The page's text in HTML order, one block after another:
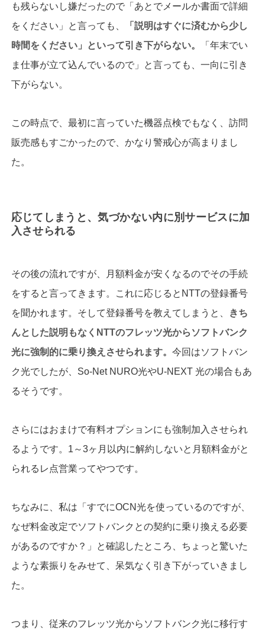
も残らないし嫌だったので「あとでメールか書面で詳細
をください」と言っても、
「説明はすぐに済むから少し
時間をください」といって引き下がらない。
「年末でい
ま仕事が立て込んでいるので」と言っても、一向に引き
下がらない。
この時点で、最初に言っていた機器点検でもなく、訪問
販売感もすごかったので、かなり警戒心が高まりまし
た。
応じてしまうと、気づかない内に別サービスに加
入させられる
その後の流れですが、月額料金が安くなるのでその手続
をすると言ってきます。これに応じるとNTTの登録番号
を聞かれます。そして登録番号を教えてしまうと、
きち
んとした説明もなく NTTのフレッツ光からソフトバンク
光に強制的に乗り換えさせられます。 今回はソフトバン
ク光でしたが、So-Net NURO光やU-NEXT 光の場合もあ
るそうです。
さらにはおまけで有料オプションにも強制加入させられ
るようです。1～3ヶ月以内に解約しないと月額料金がと
られるレ点営業ってやつです。
ちなみに、私は「すでにOCN光を使っているのですが、
なぜ料金改定でソフトバンクとの契約に乗り換える必要
があるのですか？」と確認したところ、ちょっと驚いた
ような素振りをみせて、呆気なく引き下がっていきまし
た。
つまり、従来のフレッツ光からソフトバンク光に移行す